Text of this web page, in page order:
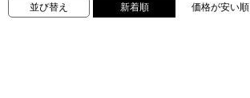
並び替え 新着順 価格が安い順